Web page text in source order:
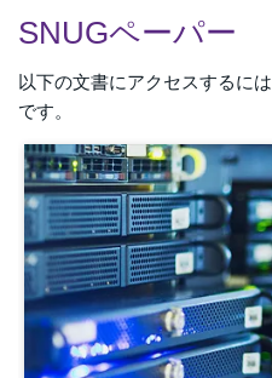
SNUGペーパー
以下の文書にアクセスするには
です。